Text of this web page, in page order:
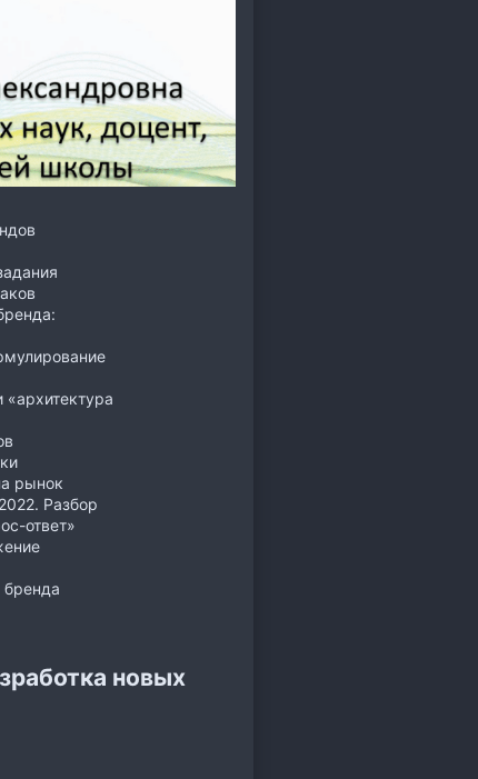
«архитектура
рынок
Разбор
ответ»
бренда
новых